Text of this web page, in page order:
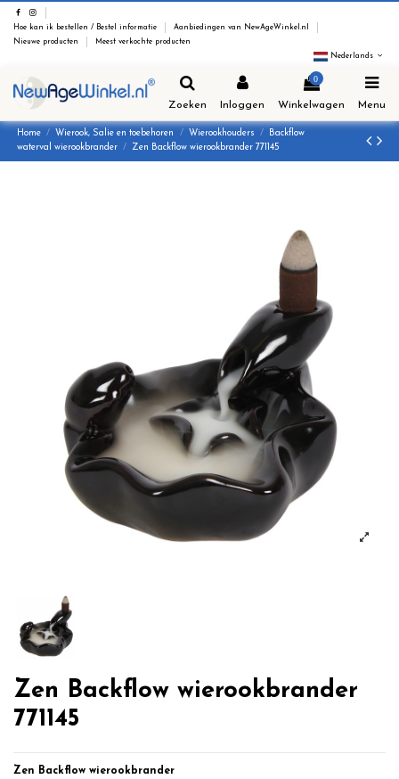
Hoe kan ik bestellen / Bestel informatie
Aanbiedingen van NewAgeWinkel.nl
Nieuwe producten
Meest verkochte producten
Nederlands
Zoeken Inloggen
0
Winkelwagen Menu
Home Wierook, Salie en toebehoren Wierookhouders
Backflow
waterval wierookbrander
Zen Backflow wierookbrander 771145
Zen Backflow wierookbrander
771145
Zen Backflow wierookbrander